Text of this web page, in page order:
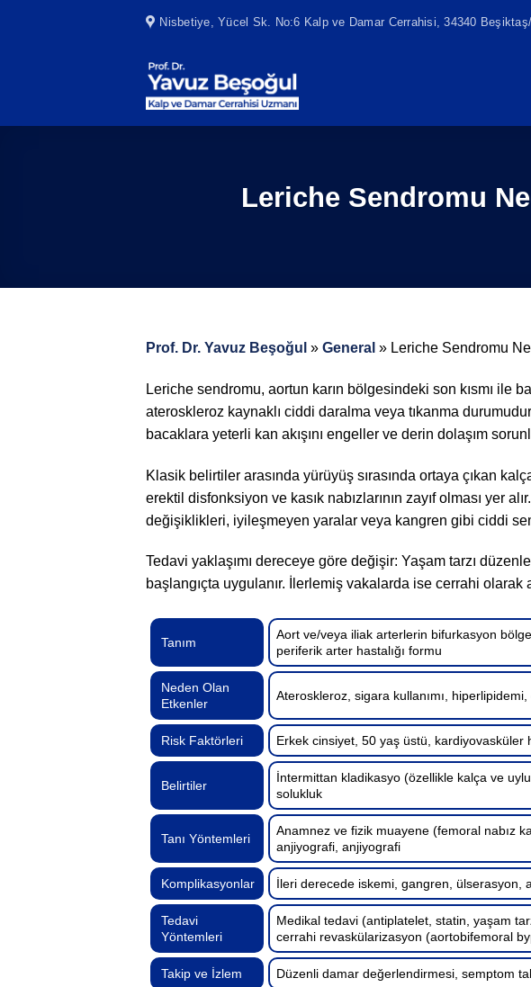
Nisbetiye, Yücel Sk. No:6 Kalp ve Damar Cerrahisi, 34340
Leriche Sendromu
Prof. Dr. Yavuz Beşoğul » General » Leriche Sendromu
Leriche sendromu, aortun karın bölgesindeki son kısmı ile
ateroskleroz kaynaklı ciddi daralma veya tıkanma
bacaklara yeterli kan akışını engeller ve derin dolaşım
Klasik belirtiler arasında yürüyüş sırasında ortaya çıkan
erektil disfonksiyon ve kasık nabızlarının zayıf olması yer
değişiklikleri, iyileşmeyen yaralar veya kangren gibi ciddi
Tedavi yaklaşımı dereceye göre değişir: Yaşam tarzı
başlangıçta uygulanır. İlerlemiş vakalarda ise cerrahi
Tanım
Aort ve/veya iliak arterlerin bifurkasyon
periferik arter hastalığı formu
Neden Olan
Etkenler
Ateroskleroz, sigara kullanımı,
Risk Faktörleri Erkek cinsiyet, 50 yaş üstü, kardiyovasküler
Belirtiler
İntermittan kladikasyo (özellikle kalça ve
solukluk
Tanı Yöntemleri
Anamnez ve fizik muayene (femoral nabız
anjiyografi, anjiyografi
Komplikasyonlar İleri derecede iskemi, gangren, ülserasyon,
Tedavi
Yöntemleri
Medikal tedavi (antiplatelet, statin, yaşam
cerrahi revaskülarizasyon (aortobifemoral
Takip ve İzlem Düzenli damar değerlendirmesi, semptom